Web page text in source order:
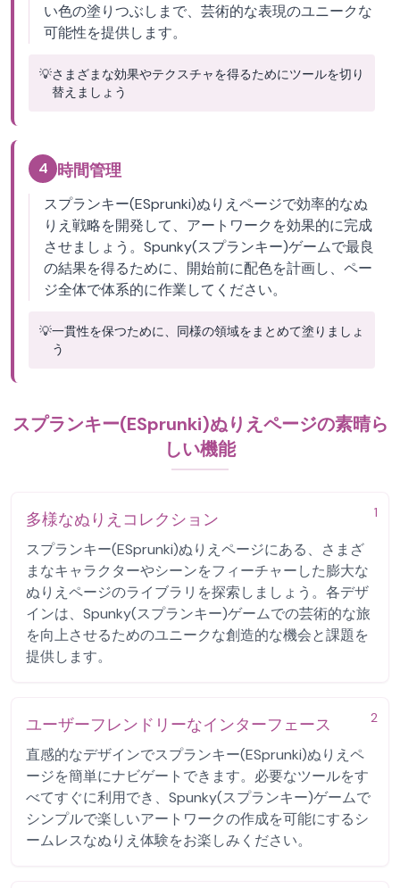
い色の塗りつぶしまで、芸術的な表現のユニークな
可能性を提供します。
💡さまざまな効果やテクスチャを得るためにツールを切り
替えましょう
4 時間管理
スプランキー(ESprunki)ぬりえページで効率的なぬ
りえ戦略を開発して、アートワークを効果的に完成
させましょう。Spunky(スプランキー)ゲームで最良
の結果を得るために、開始前に配色を計画し、ペー
ジ全体で体系的に作業してください。
💡一貫性を保つために、同様の領域をまとめて塗りましょ
う
スプランキー(ESprunki)ぬりえページの素晴ら
しい機能
1
多様なぬりえコレクション
スプランキー(ESprunki)ぬりえページにある、さまざ
まなキャラクターやシーンをフィーチャーした膨大な
ぬりえページのライブラリを探索しましょう。各デザ
インは、Spunky(スプランキー)ゲームでの芸術的な旅
を向上させるためのユニークな創造的な機会と課題を
提供します。
2
ユーザーフレンドリーなインターフェース
直感的なデザインでスプランキー(ESprunki)ぬりえペ
ージを簡単にナビゲートできます。必要なツールをす
べてすぐに利用でき、Spunky(スプランキー)ゲームで
シンプルで楽しいアートワークの作成を可能にするシ
ームレスなぬりえ体験をお楽しみください。